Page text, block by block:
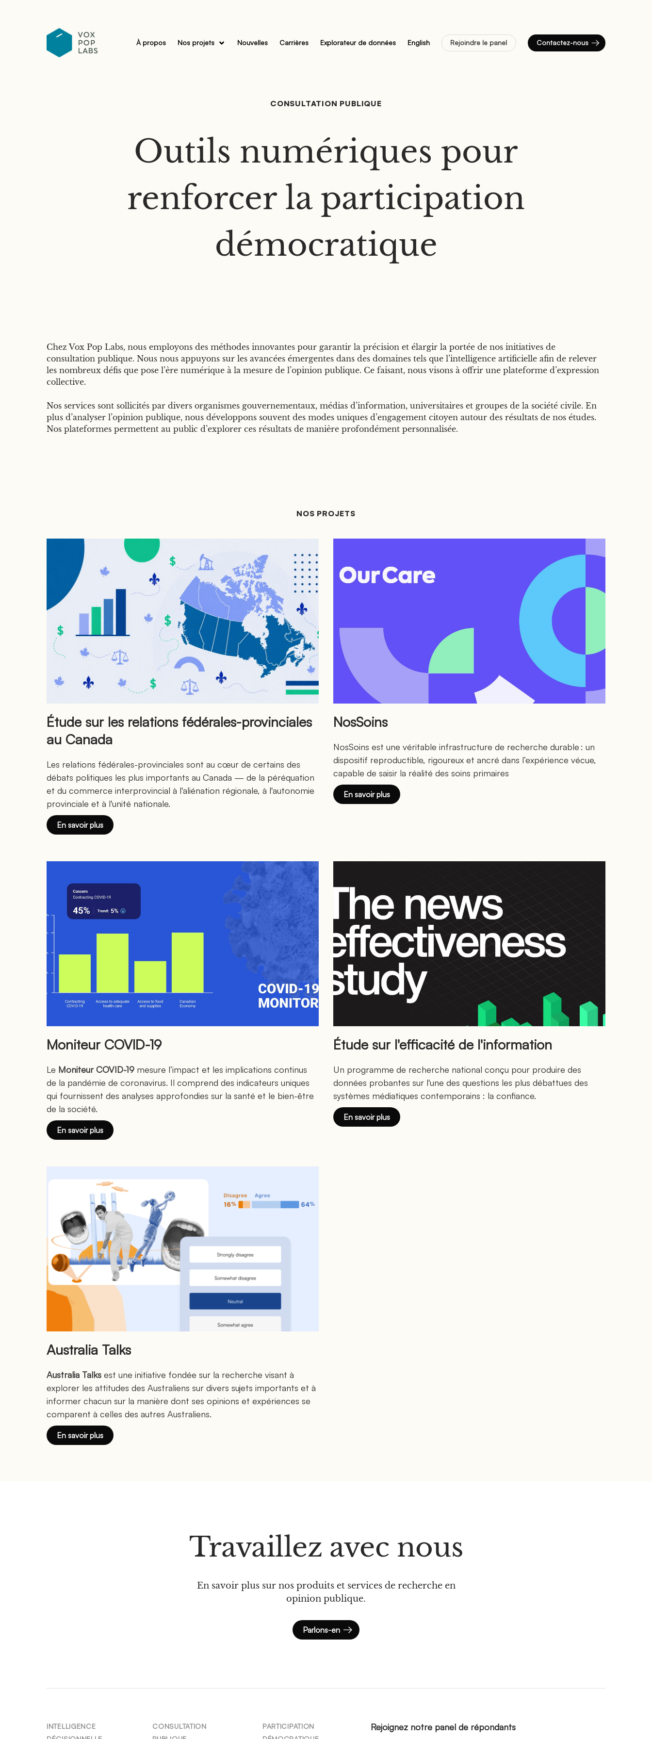
À propos Nos projets Nouvelles Carrières Explorateur de données English Rejoindre le panel Contactez-nous
CONSULTATION PUBLIQUE
Outils numériques pour
renforcer la participation
démocratique
Chez Vox Pop Labs, nous employons des méthodes innovantes pour garantir la précision et élargir la portée de nos initiatives de
consultation publique. Nous nous appuyons sur les avancées émergentes dans des domaines tels que l’intelligence artificielle afin de relever
les nombreux défis que pose l’ère numérique à la mesure de l’opinion publique. Ce faisant, nous visons à offrir une plateforme d’expression
collective.
Nos services sont sollicités par divers organismes gouvernementaux, médias d’information, universitaires et groupes de la société civile. En
plus d’analyser l’opinion publique, nous développons souvent des modes uniques d’engagement citoyen autour des résultats de nos études.
Nos plateformes permettent au public d’explorer ces résultats de manière profondément personnalisée.
NOS PROJETS
Étude sur les relations fédérales-provinciales
au Canada
Les relations fédérales-provinciales sont au cœur de certains des
débats politiques les plus importants au Canada — de la péréquation
et du commerce interprovincial à l'aliénation régionale, à l'autonomie
provinciale et à l'unité nationale.
En savoir plus
NosSoins
NosSoins est une véritable infrastructure de recherche durable : un
dispositif reproductible, rigoureux et ancré dans l’expérience vécue,
capable de saisir la réalité des soins primaires
En savoir plus
Moniteur COVID-19
Le Moniteur COVID-19 mesure l’impact et les implications continus
de la pandémie de coronavirus. Il comprend des indicateurs uniques
qui fournissent des analyses approfondies sur la santé et le bien-être
de la société.
En savoir plus
Étude sur l'efficacité de l'information
Un programme de recherche national conçu pour produire des
données probantes sur l'une des questions les plus débattues des
systèmes médiatiques contemporains : la confiance.
En savoir plus
Australia Talks
Australia Talks est une initiative fondée sur la recherche visant à
explorer les attitudes des Australiens sur divers sujets importants et à
informer chacun sur la manière dont ses opinions et expériences se
comparent à celles des autres Australiens.
En savoir plus
Travaillez avec nous
En savoir plus sur nos produits et services de recherche en
opinion publique.
Parlons-en
INTELLIGENCE
CONSULTATION
PARTICIPATION
Rejoignez notre panel de répondants